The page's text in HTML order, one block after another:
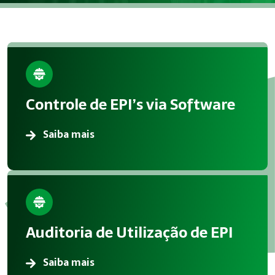
Empresas de todos os portes que possuem empregados
Benefícios da implementação
A aplicação correta de Gestão EPI reduz acidentes,
Atendimento em Alumínio
A Megatrab atua oferecendo consultoria especializada em
Controle de EPI’s via Software
Saiba mais
Auditoria de Utilização de EPI
Saiba mais